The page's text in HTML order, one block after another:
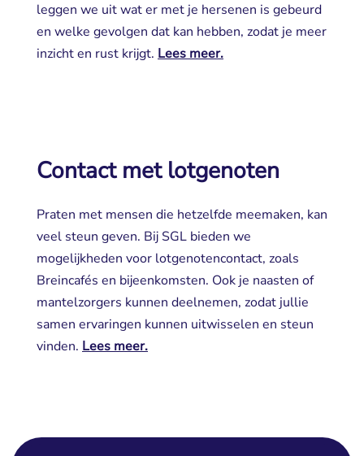
leggen we uit wat er met je hersenen is gebeurd
en welke gevolgen dat kan hebben, zodat je meer
inzicht en rust krijgt. Lees meer.
Contact met lotgenoten
Praten met mensen die hetzelfde meemaken, kan
veel steun geven. Bij SGL bieden we
mogelijkheden voor lotgenotencontact, zoals
Breincafés en bijeenkomsten. Ook je naasten of
mantelzorgers kunnen deelnemen, zodat jullie
samen ervaringen kunnen uitwisselen en steun
vinden. Lees meer.